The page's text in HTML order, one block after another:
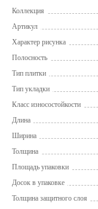
Коллекция
Артикул
Характер рисунка
Полосность
Тип плитки
Тип укладки
Класс износостойкости
Длина
Ширина
Толщина
Площадь упаковки
Досок в упаковке
Толщина защитного слоя